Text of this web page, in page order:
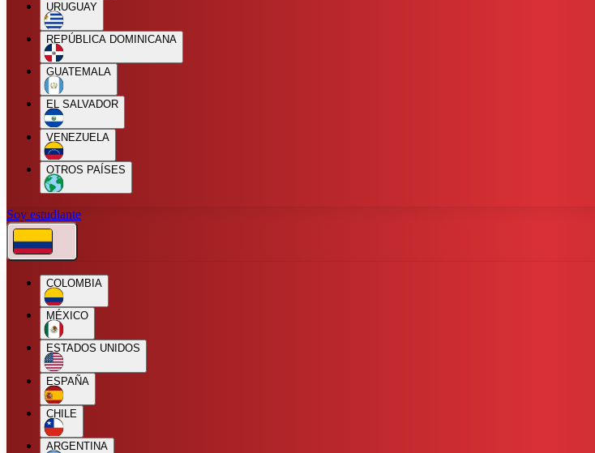
URUGUAY
REPÚBLICA DOMINICANA
GUATEMALA
EL SALVADOR
VENEZUELA
OTROS PAÍSES
Soy estudiante
COLOMBIA
MÉXICO
ESTADOS UNIDOS
ESPAÑA
CHILE
ARGENTINA